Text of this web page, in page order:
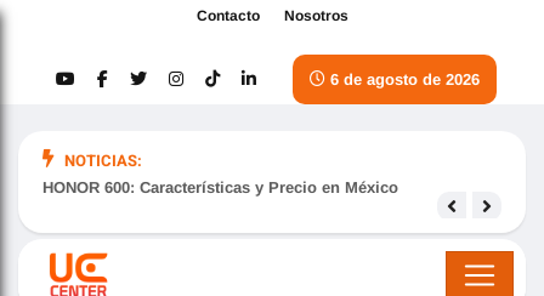
Contacto Nosotros
6 de agosto de 2026
NOTICIAS:
HONOR 600: Características y Precio en México